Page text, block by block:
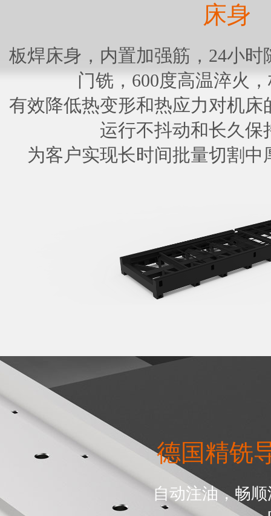
床身
板焊床身，内置加强筋，24小
门铣，600度高温淬火
有效降低热变形和热应力对机
运行不抖动和长久保
为客户实现长时间批量切割
德国精铣
自动注油，畅